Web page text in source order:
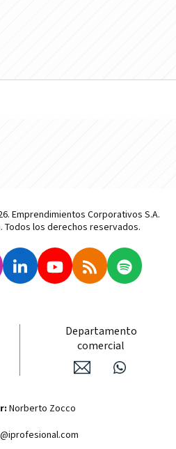
Emprendimientos Corporativos S.A.
Todos los derechos reservados.
Departamento
comercial
Norberto Zocco